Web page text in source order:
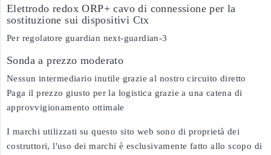
Elettrodo redox ORP+ cavo di connessione per la
sostituzione sui dispositivi Ctx
Per regolatore guardian next-guardian-3
Sonda a prezzo moderato
Nessun intermediario inutile grazie al nostro circuito diretto
Paga il prezzo giusto per la logistica grazie a una catena di
approvvigionamento ottimale
I marchi utilizzati su questo sito web sono di proprietà dei
costruttori, l'uso dei marchi è esclusivamente fatto allo scopo di